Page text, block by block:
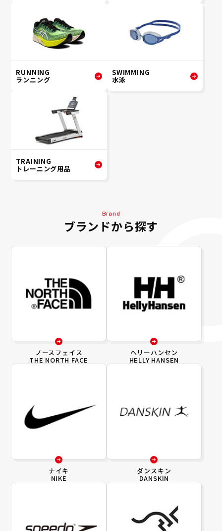
RUNNING
ランニング
SWIMMING
水泳
TRAINING
トレーニング用品
Brand
ブランドから探す
ノースフェイス
THE NORTH FACE
ヘリーハンセン
HELLY HANSEN
ナイキ
NIKE
ダンスキン
DANSKIN